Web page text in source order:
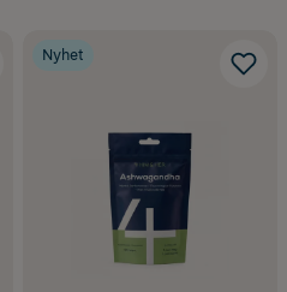
Nyhet